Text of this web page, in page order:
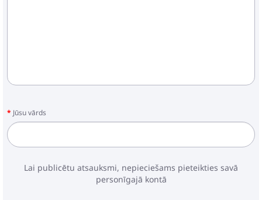
Jūsu vārds
Lai publicētu atsauksmi, nepieciešams pieteikties savā
personīgajā kontā